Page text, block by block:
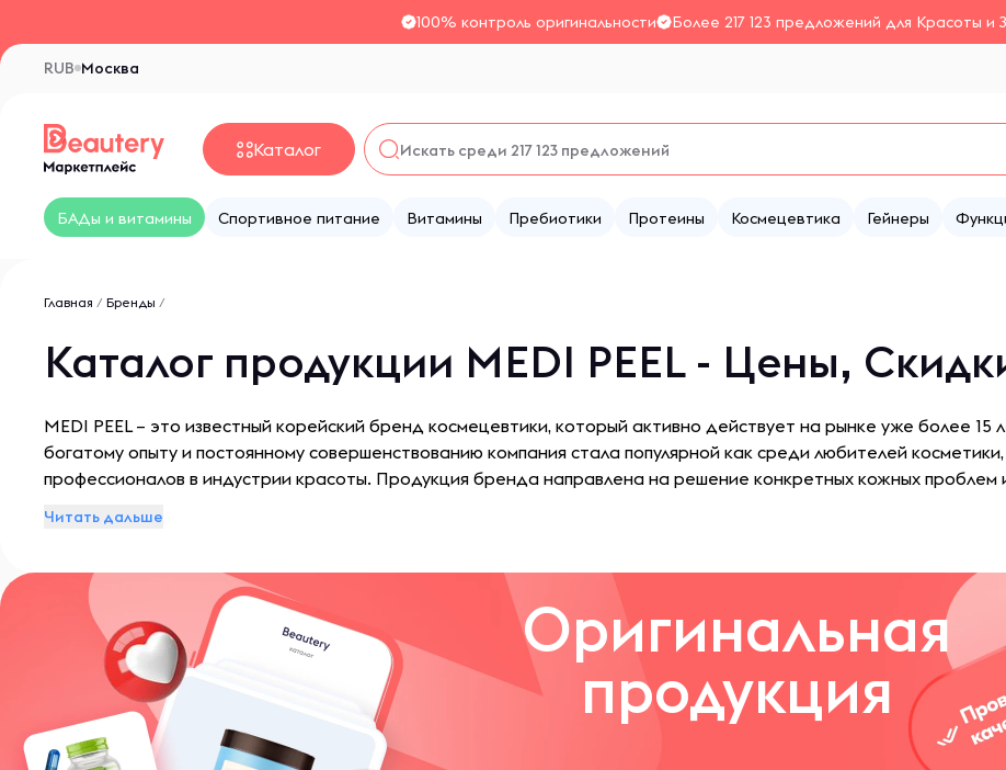
100% контроль оригинальности Более 217 123 предложений для Красоты и
Москва
RUB
Каталог
БАДы и витамины Спортивное питание Витамины Пребиотики Протеины Космецевтика Гейнеры
Главная / Бренды /
Каталог продукции MEDI PEEL - Цены,
MEDI PEEL – это известный корейский бренд космецевтики, который активно действует на рынке уже более 15
богатому опыту и постоянному совершенствованию компания стала популярной как среди любителей
профессионалов в индустрии красоты. Продукция бренда направлена на решение конкретных кожных проблем
Читать дальше
Оригинальная
продукция